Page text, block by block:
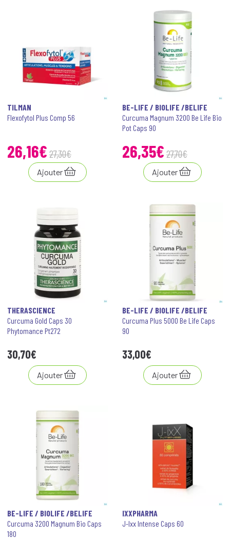
TILMAN
Flexofytol Plus Comp 56
26,16€ 27,30€
Ajouter
BE-LIFE / BIOLIFE /BELIFE
Curcuma Magnum 3200 Be Life Bio
Pot Caps 90
26,35€ 27,70€
Ajouter
THERASCIENCE
Curcuma Gold Caps 30
Phytomance Pt272
30,70€
Ajouter
BE-LIFE / BIOLIFE /BELIFE
Curcuma Plus 5000 Be Life Caps
90
33,00€
Ajouter
BE-LIFE / BIOLIFE /BELIFE
Curcuma 3200 Magnum Bio Caps
180
IXXPHARMA
J-Ixx Intense Caps 60